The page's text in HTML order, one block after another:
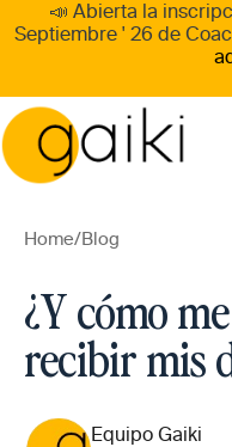
to
📣 Abierta la
Septiembre ' 26 de
Home/Blog
¿Y cómo
recibir mis
Equipo Gaiki